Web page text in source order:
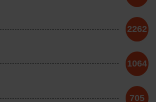
2262
1064
705